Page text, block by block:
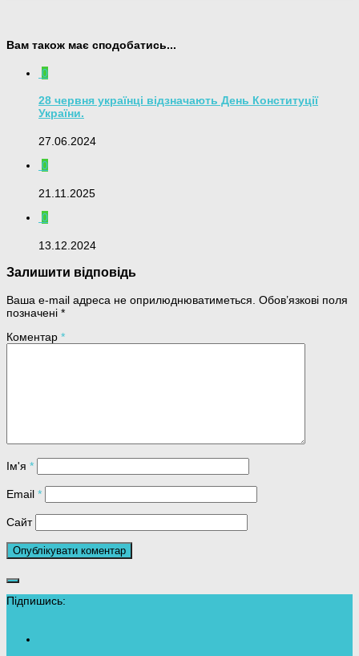
Вам також має сподобатись...
0
28 червня українці відзначають День Конституції
України.
27.06.2024
0
21.11.2025
0
13.12.2024
Залишити відповідь
Ваша e-mail адреса не оприлюднюватиметься. Обов’язкові поля
позначені *
Коментар *
Ім'я *
Email *
Сайт
Підпишись: